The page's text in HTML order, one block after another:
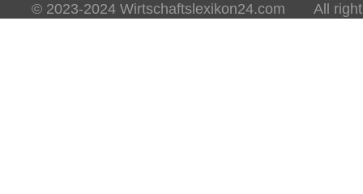
© 2023-2024 Wirtschaftslexikon24.com All